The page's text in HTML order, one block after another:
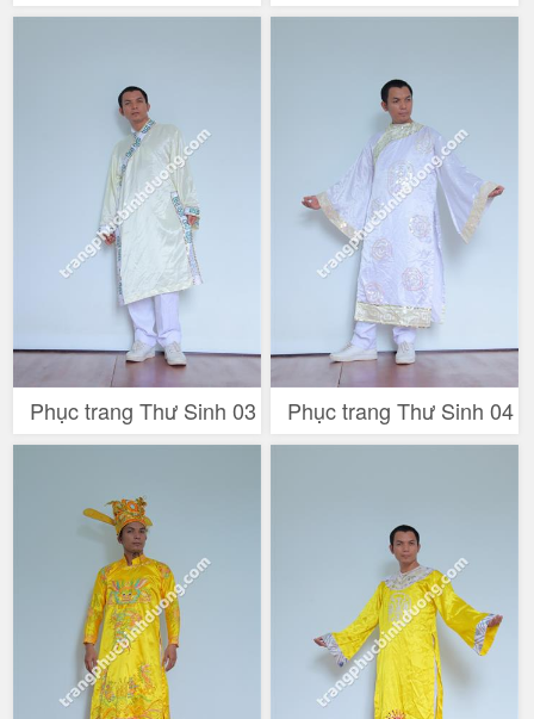
Phục trang Thư Sinh 03 Phục trang Thư Sinh 04